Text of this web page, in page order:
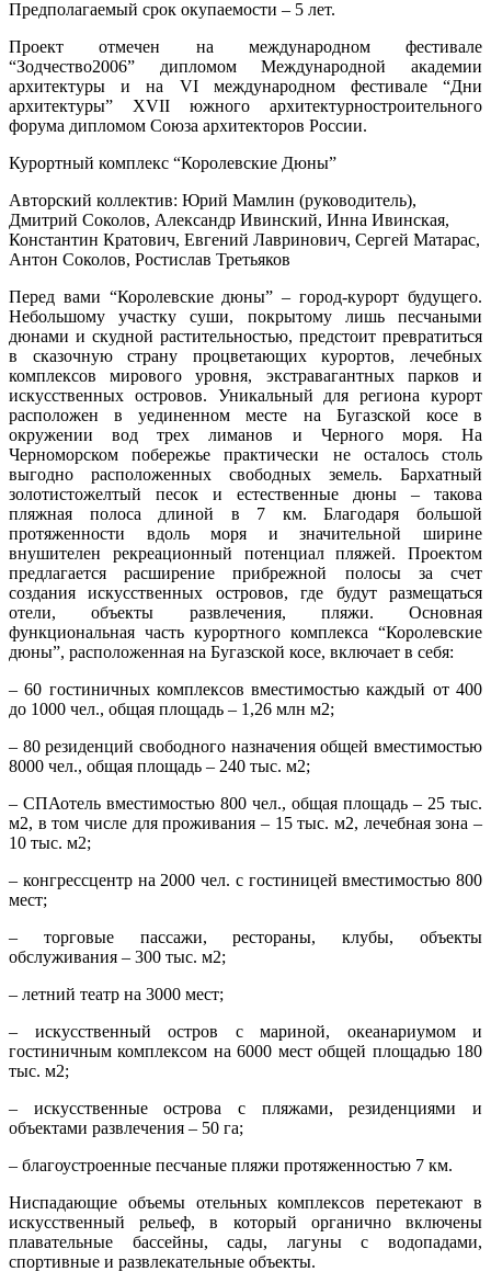
Предполагаемый срок окупаемости – 5 лет.
Проект отмечен на международном фестивале
“Зодчество2006” дипломом Международной академии
архитектуры и на VI международном фестивале “Дни
архитектуры” XVII южного архитектурностроительного
форума дипломом Союза архитекторов России.
Курортный комплекс “Королевские Дюны”
Авторский коллектив: Юрий Мамлин (руководитель),
Дмитрий Соколов, Александр Ивинский, Инна Ивинская,
Константин Кратович, Евгений Лавринович, Сергей Матарас,
Антон Соколов, Ростислав Третьяков
Перед вами “Королевские дюны” – город­-курорт будущего.
Небольшому участку суши, покрытому лишь песчаными
дюнами и скудной растительностью, предстоит превратиться
в сказочную страну процветающих курортов, лечебных
комплексов мирового уровня, экстравагантных парков и
искусственных островов. Уникальный для региона курорт
расположен в уединенном месте на Бугазской косе в
окружении вод трех лиманов и Черного моря. На
Черноморском побережье практически не осталось столь
выгодно расположенных свободных земель. Бархатный
золотисто­желтый песок и естественные дюны – такова
пляжная полоса длиной в 7 км. Благодаря большой
протяженности вдоль моря и значительной ширине
внушителен рекреационный потенциал пляжей. Проектом
предлагается расширение прибрежной полосы за счет
создания искусственных островов, где будут размещаться
отели, объекты развлечения, пляжи. Основная
функциональная часть курортного комплекса “Королевские
дюны”, расположенная на Бугазской косе, включает в себя:
– 60 гостиничных комплексов вместимостью каждый от 400
до 1000 чел., общая площадь – 1,26 млн м2;
– 80 резиденций свободного назначения общей вместимостью
8000 чел., общая площадь – 240 тыс. м2;
– СПАотель вместимостью 800 чел., общая площадь – 25 тыс.
м2, в том числе для проживания – 15 тыс. м2, лечебная зона –
10 тыс. м2;
– конгрессцентр на 2000 чел. с гостиницей вместимостью 800
мест;
– торговые пассажи, рестораны, клубы, объекты
обслуживания – 300 тыс. м2;
– летний театр на 3000 мест;
– искусственный остров с мариной, океанариумом и
гостиничным комплексом на 6000 мест общей площадью 180
тыс. м2;
– искусственные острова с пляжами, резиденциями и
объектами развлечения – 50 га;
– благоустроенные песчаные пляжи протяженностью 7 км.
Ниспадающие объемы отельных комплексов перетекают в
искусственный рельеф, в который органично включены
плавательные бассейны, сады, лагуны с водопадами,
спортивные и развлекательные объекты.